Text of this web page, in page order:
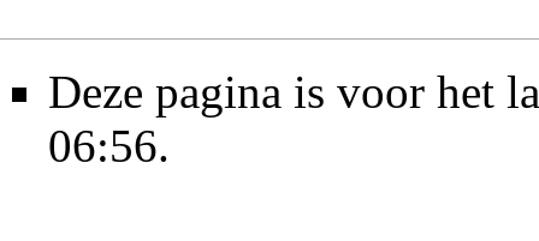
Deze pagina is voor het
06:56.